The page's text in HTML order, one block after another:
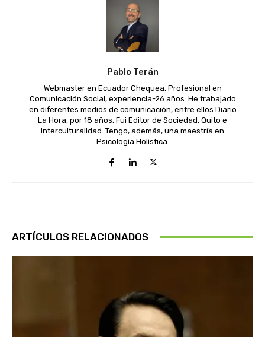
Pablo Terán
Webmaster en Ecuador Chequea. Profesional en
Comunicación Social, experiencia-26 años. He trabajado
en diferentes medios de comunicación, entre ellos Diario
La Hora, por 18 años. Fui Editor de Sociedad, Quito e
Interculturalidad. Tengo, además, una maestría en
Psicología Holística.
ARTÍCULOS RELACIONADOS